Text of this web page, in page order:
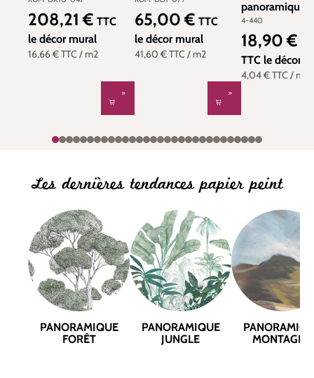
peint Panoramique
Komar
16,66 €TTC / m2
Prix régulier :
208,21 € TTC
le décor mural
Papier peint Komar
Into Wonderland
41,60 €TTC / m2
Prix régulier :
65,00 € TTC
le décor mural
panoramique
4-440
4,04 €TTC / m2
Prix de vente
18,90 €
TTC le décor
Les dernières tendances papier peint
PANORAMIQUE
FORÊT
PANORAMIQUE
JUNGLE
MONTAGNE